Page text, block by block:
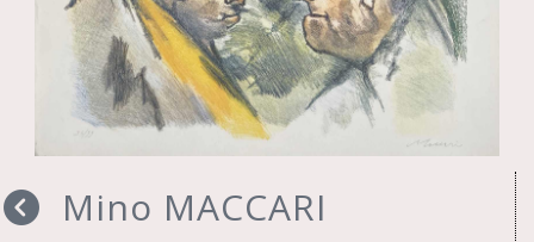
Mino MACCARI